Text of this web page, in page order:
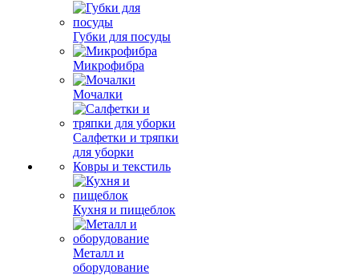
Губки для посуды
Микрофибра
Мочалки
Салфетки и тряпки
для уборки
Ковры и текстиль
Кухня и пищеблок
Металл и
оборудование